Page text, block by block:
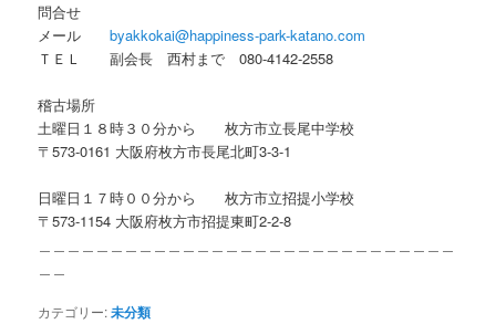
問合せ
メールbyakkokai@happiness-park-katano.com
ＴＥＬ 副会長 西村まで 080-4142-2558
稽古場所
土曜日１８時３０分から 枚方市立長尾中学校
〒573-0161 大阪府枚方市長尾北町3-3-1
日曜日１７時００分から 枚方市立招提小学校
〒573-1154 大阪府枚方市招提東町2-2-8
カテゴリー:未分類